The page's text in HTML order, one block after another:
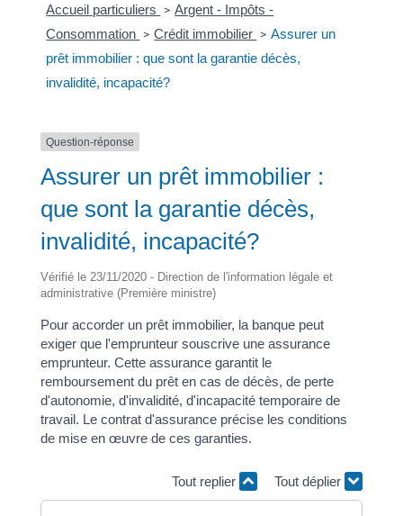
Accueil particuliers > Argent - Impôts -
Consommation > Crédit immobilier > Assurer un
prêt immobilier : que sont la garantie décès,
invalidité, incapacité?
Question-réponse
Assurer un prêt immobilier :
que sont la garantie décès,
invalidité, incapacité?
Vérifié le 23/11/2020 - Direction de l'information légale et
administrative (Première ministre)
Pour accorder un prêt immobilier, la banque peut
exiger que l'emprunteur souscrive une assurance
emprunteur. Cette assurance garantit le
remboursement du prêt en cas de décès, de perte
d'autonomie, d'invalidité, d'incapacité temporaire de
travail. Le contrat d'assurance précise les conditions
de mise en œuvre de ces garanties.
Tout replier Tout déplier